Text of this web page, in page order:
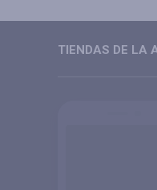
TIENDAS DE LA